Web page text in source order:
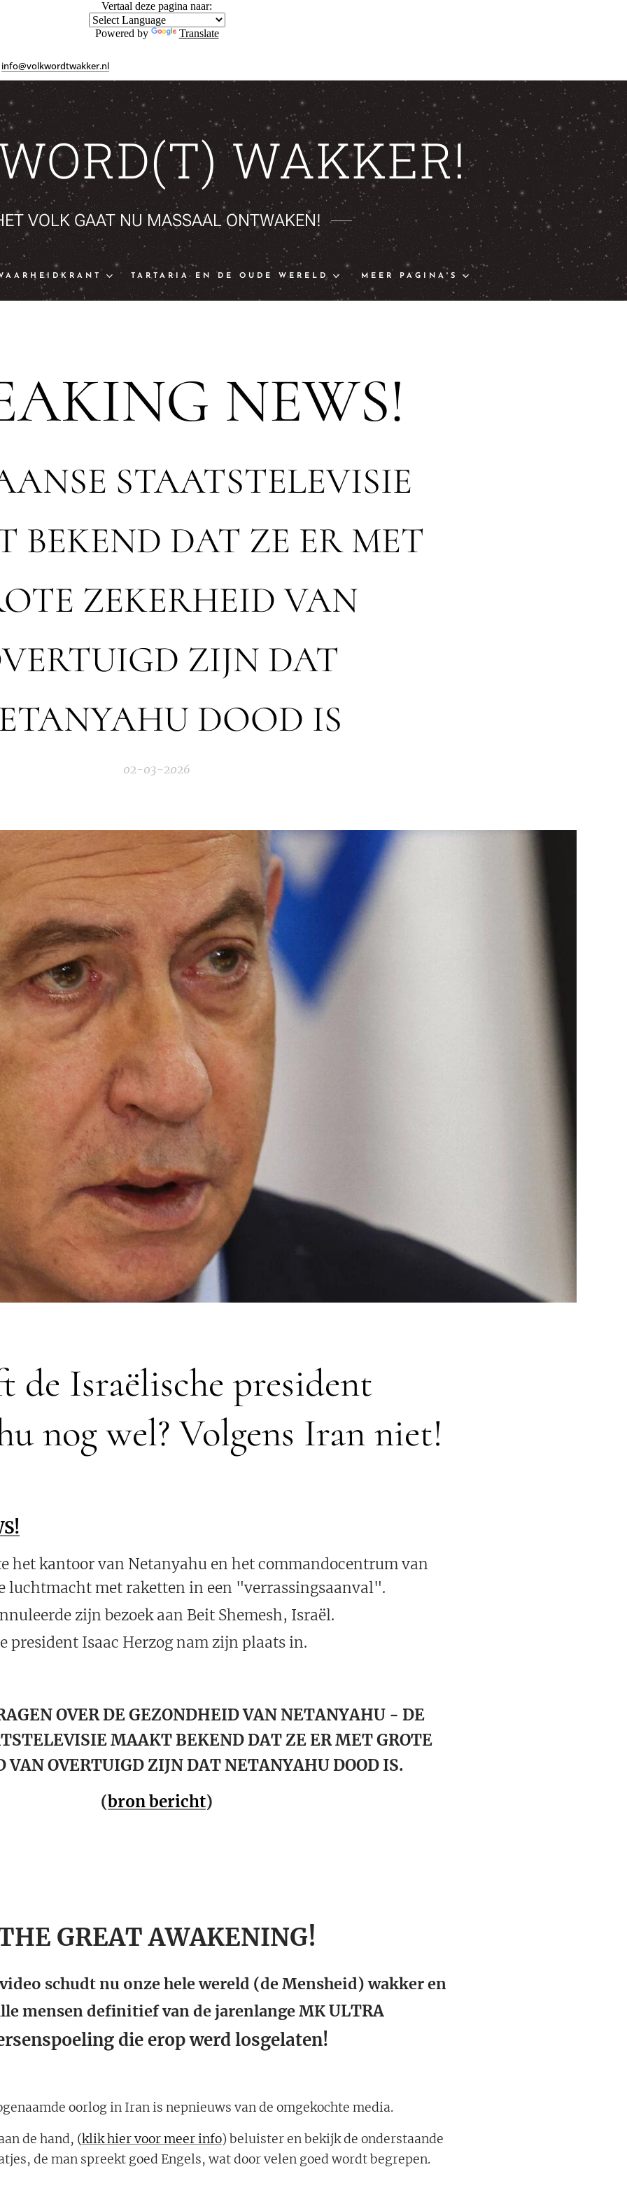
Vertaal deze pagina naar:
Powered by Translate
info@volkwordtwakker.nl
WAKKER!
VOLK GAAT NU MASSAAL ONTWAKEN!
TARTARIA EN DE OUDE WERELD MEER PAGINA'S
NEWS!
STAATSTELEVISIE
BEKEND DAT ZE ER MET
ZEKERHEID VAN
ZIJN DAT
DOOD IS
02-03-2026
de Israëlische president
nog wel? Volgens Iran niet!
het kantoor van Netanyahu en het commandocentrum van
luchtmacht met raketten in een "verrassingsaanval".
zijn bezoek aan Beit Shemesh, Israël.
president Isaac Herzog nam zijn plaats in.
OVER DE GEZONDHEID VAN NETANYAHU - DE
MAAKT BEKEND DAT ZE ER MET GROTE
VAN OVERTUIGD ZIJN DAT NETANYAHU DOOD IS.
(bron bericht)
GREAT AWAKENING!
schudt nu onze hele wereld (de Mensheid) wakker en
mensen definitief van de jarenlange MKULTRA
die erop werd losgelaten!
oorlog in Iran is nepnieuws van de omgekochte media.
de hand, (klik hier voor meer info) beluister en bekijk de onderstaande
de man spreekt goed Engels, wat door velen goed wordt begrepen.